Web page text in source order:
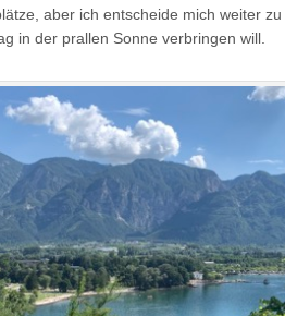
aber ich entscheide mich weiter
in der prallen Sonne verbringen will.